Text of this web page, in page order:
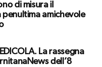
di misura il
penultima amichevole
EDICOLA. La rassegna
dell’8